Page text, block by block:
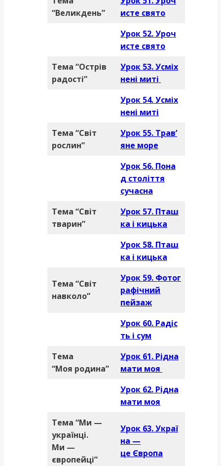
“Великдень”
исте свято
Урок 52. Уроч
исте свято
Тема “Острів
радості”
Урок 53. Усміх
нені миті
Урок 54. Усміх
нені миті
Тема “Світ
рослин”
Урок 55. Трав’
яне море
Урок 56. Пона
д століття
сучасна
Тема “Світ
тварин”
Урок 57. Пташ
ка і кицька
Урок 58. Пташ
ка і кицька
Тема “Світ
навколо”
Урок 59. Фотог
рафічний
пейзаж
Урок 60. Радіс
ть і сум
Тема
“Моя родина”
Урок 61. Рідна
мати моя
Урок 62. Рідна
мати моя
Тема “Ми —
українці.
Ми —
європейці”
Урок 63. Украї
на —
це Європа